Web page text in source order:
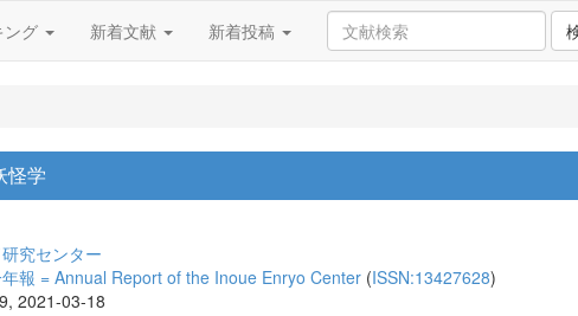
ング 新着文献 新着投稿
怪学
究センター
報 = Annual Report of the Inoue Enryo Center (ISSN:13427628)
2021-03-18